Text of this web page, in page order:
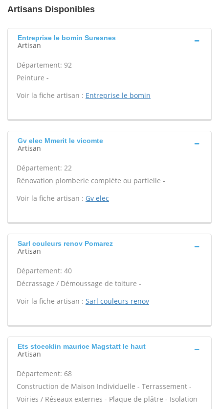
Artisans Disponibles
Entreprise le bomin Suresnes
Artisan
Département: 92
Peinture -
Voir la fiche artisan : Entreprise le bomin
Gv elec Mmerit le vicomte
Artisan
Département: 22
Rénovation plomberie complète ou partielle -
Voir la fiche artisan : Gv elec
Sarl couleurs renov Pomarez
Artisan
Département: 40
Décrassage / Démoussage de toiture -
Voir la fiche artisan : Sarl couleurs renov
Ets stoecklin maurice Magstatt le haut
Artisan
Département: 68
Construction de Maison Individuelle - Terrassement -
Voiries / Réseaux externes - Plaque de plâtre - Isolation